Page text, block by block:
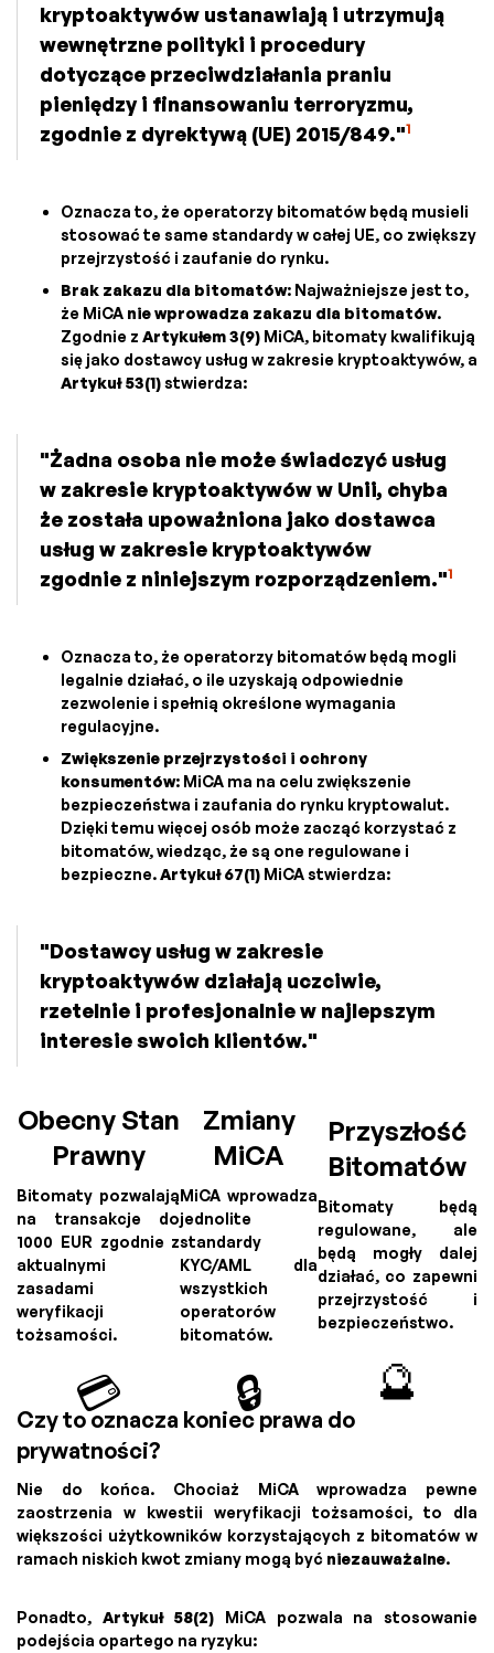
kryptoaktywów ustanawiają i utrzymują
wewnętrzne polityki i procedury
dotyczące przeciwdziałania praniu
pieniędzy i finansowaniu terroryzmu,
zgodnie z dyrektywą (UE) 2015/849."1
Oznacza to, że operatorzy bitomatów będą musieli
stosować te same standardy w całej UE, co zwiększy
przejrzystość i zaufanie do rynku.
Brak zakazu dla bitomatów: Najważniejsze jest to,
że MiCA nie wprowadza zakazu dla bitomatów.
Zgodnie z Artykułem 3(9) MiCA, bitomaty kwalifikują
się jako dostawcy usług w zakresie kryptoaktywów, a
Artykuł 53(1)stwierdza:
"Żadna osoba nie może świadczyć usług
w zakresie kryptoaktywów w Unii, chyba
że została upoważniona jako dostawca
usług w zakresie kryptoaktywów
zgodnie z niniejszym rozporządzeniem."1
Oznacza to, że operatorzy bitomatów będą mogli
legalnie działać, o ile uzyskają odpowiednie
zezwolenie i spełnią określone wymagania
regulacyjne.
Zwiększenie przejrzystości i ochrony
konsumentów: MiCA ma na celu zwiększenie
bezpieczeństwa i zaufania do rynku kryptowalut.
Dzięki temu więcej osób może zacząć korzystać z
bitomatów, wiedząc, że są one regulowane i
bezpieczne.Artykuł 67(1) MiCA stwierdza:
"Dostawcy usług w zakresie
kryptoaktywów działają uczciwie,
rzetelnie i profesjonalnie w najlepszym
interesie swoich klientów."
Obecny Stan
Prawny
Bitomaty pozwalają
na transakcje do
1000 EUR zgodnie z
aktualnymi
zasadami
weryfikacji
tożsamości.
💳
Zmiany
MiCA
MiCA wprowadza
jednolite
standardy
KYC/AML dla
wszystkich
operatorów
bitomatów.
🔒
Przyszłość
Bitomatów
Bitomaty będą
regulowane, ale
będą mogły dalej
działać, co zapewni
przejrzystość i
bezpieczeństwo.
🔮
Czy to oznacza koniec prawa do
prywatności?
Nie do końca. Chociaż MiCA wprowadza pewne
zaostrzenia w kwestii weryfikacji tożsamości, to dla
większości użytkowników korzystających z bitomatów w
ramach niskich kwot zmiany mogą być niezauważalne.
Ponadto, Artykuł 58(2) MiCA pozwala na stosowanie
podejścia opartego na ryzyku: